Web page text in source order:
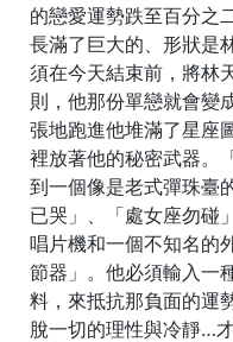
的戀愛運勢跌至百分之
長滿了巨大的、形狀是
須在今天結束前，將林
則，他那份單戀就會變
張地跑進他堆滿了星座
裡放著他的秘密武器。
到一個像是老式彈珠臺
已哭」、「處女座勿碰
唱片機和一個不知名的
節器」。他必須輸入一
料，來抵抗那負面的運
脫一切的理性與冷靜…